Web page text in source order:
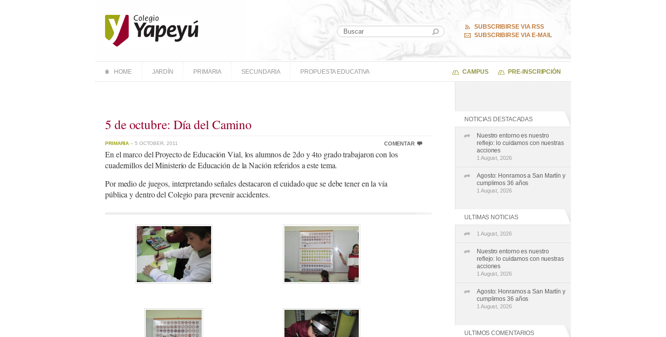
SUBSCRIBIRSE VIA RSS
SUBSCRIBIRSE VIA E-MAIL
HOME JARDÍN PRIMARIA SECUNDARIA PROPUESTA EDUCATIVA CAMPUS PRE-INSCRIPCIÓN
5 de octubre: Día del Camino
PRIMARIA – 5 OCTOBER, 2011 COMENTAR
En el marco del Proyecto de Educación Vial, los alumnos de 2do y 4to grado trabajaron con los
cuadernillos del Ministerio de Educación de la Nación referidos a este tema.
Por medio de juegos, interpretando señales destacaron el cuidado que se debe tener en la vía
pública y dentro del Colegio para prevenir accidentes.
NOTICIAS DESTACADAS
Nuestro entorno es nuestro
reflejo: lo cuidamos con nuestras
acciones
1 August, 2026
Agosto: Honramos a San Martín y
cumplimos 36 años
1 August, 2026
ULTIMAS NOTICIAS
1 August, 2026
Nuestro entorno es nuestro
reflejo: lo cuidamos con nuestras
acciones
1 August, 2026
Agosto: Honramos a San Martín y
cumplimos 36 años
1 August, 2026
ULTIMOS COMENTARIOS